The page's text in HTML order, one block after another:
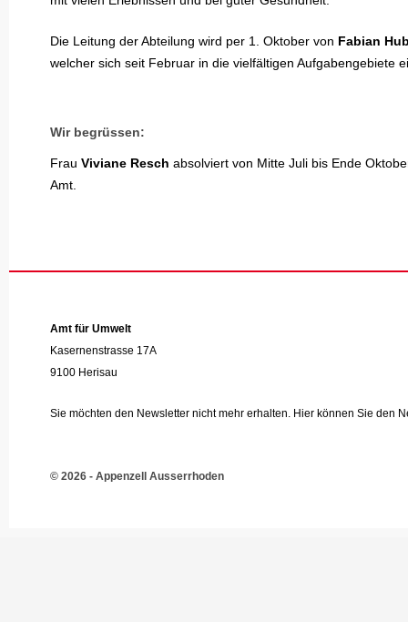
Die Leitung der Abteilung wird per 1. Oktober von Fabian
welcher sich seit Februar in die vielfältigen Aufgabengebiete
Wir begrüssen:
Frau Viviane Resch absolviert von Mitte Juli bis Ende
Amt.
Amt für Umwelt
Kasernenstrasse 17A
9100 Herisau
Sie möchten den Newsletter nicht mehr erhalten. Hier können Sie den
© 2026 - Appenzell Ausserrhoden